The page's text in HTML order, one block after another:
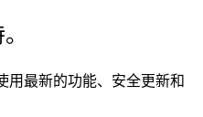
最新的功能、安全更新和